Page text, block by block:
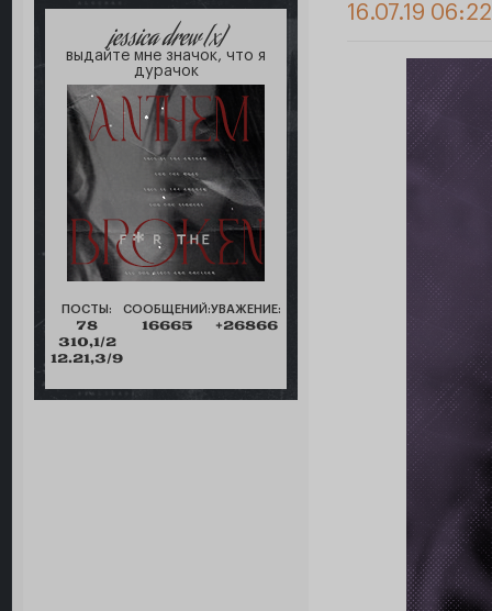
jessica drew [x]
выдайте мне значок, что я
дурачок
ПОСТЫ:
78
310,1/2
12.21,3/9
СООБЩЕНИЙ:
16665
УВАЖЕНИЕ:
+26866
16.07.19